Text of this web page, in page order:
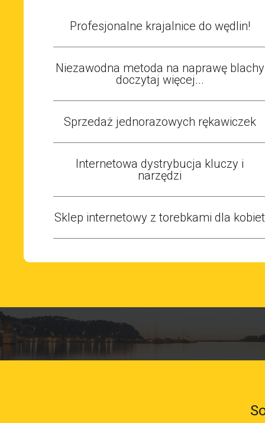
Profesjonalne krajalnice do wędlin!
Niezawodna metoda na naprawę blachy
doczytaj więcej...
Sprzedaż jednorazowych rękawiczek
Internetowa dystrybucja kluczy i
narzędzi
Sklep internetowy z torebkami dla kobiet